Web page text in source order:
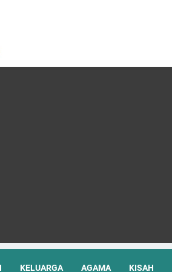
KELUARGA AGAMA KISAH